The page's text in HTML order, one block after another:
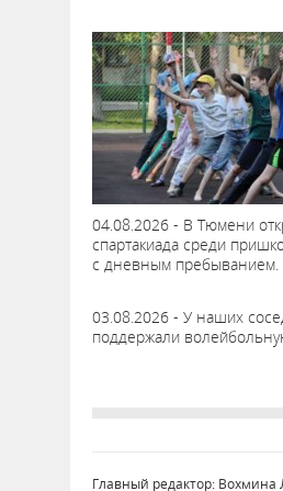
04.08.2026 - В Тюмени
спартакиада среди
с дневным пребыванием.
03.08.2026 - У наших
поддержали
Главный редактор: Вохмина